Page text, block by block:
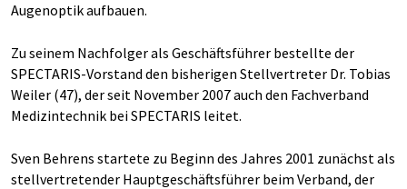
Augenoptik aufbauen.
Zu seinem Nachfolger als Geschäftsführer bestellte der
SPECTARIS-Vorstand den bisherigen Stellvertreter Dr. Tobias
Weiler (47), der seit November 2007 auch den Fachverband
Medizintechnik bei SPECTARIS leitet.
Sven Behrens startete zu Beginn des Jahres 2001 zunächst als
stellvertretender Hauptgeschäftsführer beim Verband, der